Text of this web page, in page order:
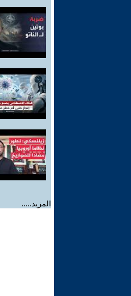
المزيد.....